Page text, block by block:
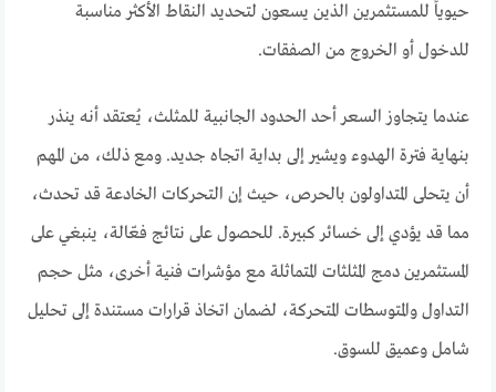
حيوياً للمستثمرين الذين يسعون لتحديد النقاط الأكثر مناسبة
للدخول أو الخروج من الصفقات.
عندما يتجاوز السعر أحد الحدود الجانبية للمثلث، يُعتقد أنه ينذر
بنهاية فترة الهدوء ويشير إلى بداية اتجاه جديد. ومع ذلك، من المهم
أن يتحلى المتداولون بالحرص، حيث إن التحركات الخادعة قد تحدث،
مما قد يؤدي إلى خسائر كبيرة. للحصول على نتائج فعّالة، ينبغي على
المستثمرين دمج المثلثات المتماثلة مع مؤشرات فنية أخرى، مثل حجم
التداول والمتوسطات المتحركة، لضمان اتخاذ قرارات مستندة إلى تحليل
شامل وعميق للسوق.